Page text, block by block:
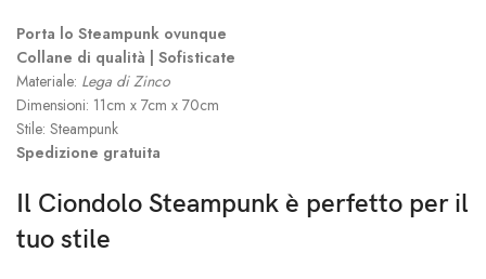
Porta lo Steampunk ovunque
Collane di qualità | Sofisticate
Materiale: Lega di Zinco
Dimensioni: 11cm x 7cm x 70cm
Stile: Steampunk
Spedizione gratuita
Il Ciondolo Steampunk è perfetto per il
tuo stile